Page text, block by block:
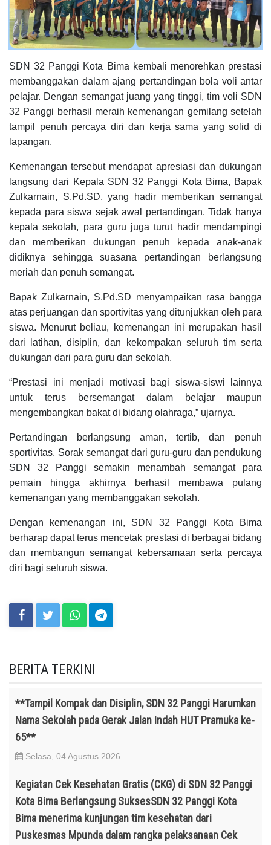
SDN 32 Panggi Kota Bima kembali menorehkan prestasi
membanggakan dalam ajang pertandingan bola voli antar
pelajar. Dengan semangat juang yang tinggi, tim voli SDN
32 Panggi berhasil meraih kemenangan gemilang setelah
tampil penuh percaya diri dan kerja sama yang solid di
lapangan.
Kemenangan tersebut mendapat apresiasi dan dukungan
langsung dari Kepala SDN 32 Panggi Kota Bima, Bapak
Zulkarnain, S.Pd.SD, yang hadir memberikan semangat
kepada para siswa sejak awal pertandingan. Tidak hanya
kepala sekolah, para guru juga turut hadir mendampingi
dan memberikan dukungan penuh kepada anak-anak
didiknya sehingga suasana pertandingan berlangsung
meriah dan penuh semangat.
Bapak Zulkarnain, S.Pd.SD menyampaikan rasa bangga
atas perjuangan dan sportivitas yang ditunjukkan oleh para
siswa. Menurut beliau, kemenangan ini merupakan hasil
dari latihan, disiplin, dan kekompakan seluruh tim serta
dukungan dari para guru dan sekolah.
“Prestasi ini menjadi motivasi bagi siswa-siswi lainnya
untuk terus bersemangat dalam belajar maupun
mengembangkan bakat di bidang olahraga,” ujarnya.
Pertandingan berlangsung aman, tertib, dan penuh
sportivitas. Sorak semangat dari guru-guru dan pendukung
SDN 32 Panggi semakin menambah semangat para
pemain hingga akhirnya berhasil membawa pulang
kemenangan yang membanggakan sekolah.
Dengan kemenangan ini, SDN 32 Panggi Kota Bima
berharap dapat terus mencetak prestasi di berbagai bidang
dan membangun semangat kebersamaan serta percaya
diri bagi seluruh siswa.
BERITA TERKINI
**Tampil Kompak dan Disiplin, SDN 32 Panggi Harumkan
Nama Sekolah pada Gerak Jalan Indah HUT Pramuka ke-
65**
Selasa, 04 Agustus 2026
Kegiatan Cek Kesehatan Gratis (CKG) di SDN 32 Panggi
Kota Bima Berlangsung SuksesSDN 32 Panggi Kota
Bima menerima kunjungan tim kesehatan dari
Puskesmas Mpunda dalam rangka pelaksanaan Cek